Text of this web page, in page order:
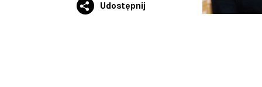
Udostępnij